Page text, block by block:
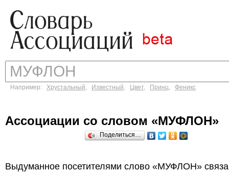
Например: Хрустальный, Известный, Цвет, Принц, Феникс
Ассоциации со словом «МУФЛОН»
Поделиться…
Выдуманное посетителями слово «МУФЛОН»